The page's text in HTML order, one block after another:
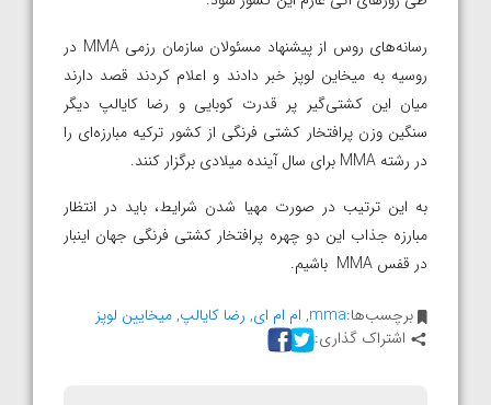
رسانه‌های روس از پیشنهاد مسئولان سازمان رزمی MMA در
روسیه به میخاین لوپز خبر دادند و اعلام کردند قصد دارند
میان این کشتی‌گیر پر قدرت کوبایی و رضا کایالپ دیگر
سنگین وزن پرافتخار کشتی فرنگی از کشور ترکیه مبارزه‌ای را
در رشته MMA برای سال آینده میلادی برگزار کنند.
به این ترتیب در صورت مهیا شدن شرایط، باید در انتظار
مبارزه جذاب این دو چهره پرافتخار کشتی فرنگی جهان اینبار
در قفس MMA باشیم.
برچسب‌ها:mma
, ام ام ای, رضا کایالپ,میخایین لوپز
اشتراک گذاری: